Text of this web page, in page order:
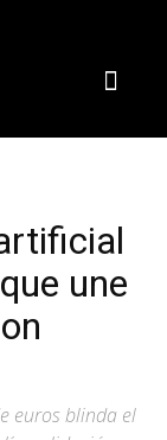
une
euros blinda el